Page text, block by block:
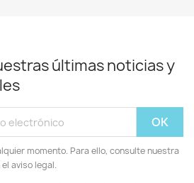
últimas noticias y
momento. Para ello, consulte nuestra
aviso legal.